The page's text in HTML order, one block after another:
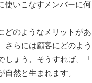
いこなすメンバーに
どのようなメリットが
さらには顧客にどのよ
しょう。そうすれば、
然と生まれます。